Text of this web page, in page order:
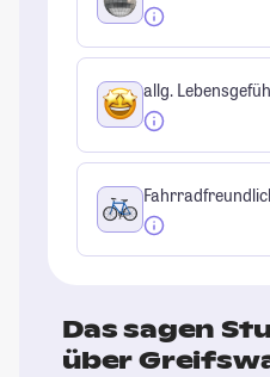
allg.
Das sagen
über